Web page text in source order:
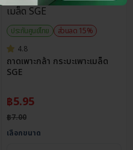
ประกันศูนย์ไทย
ส่วนลด 15%
4.8
ถาดเพาะกล้า กระบะเพาะเมล็ด
SGE
฿5.95
฿7.00
เลือกขนาด